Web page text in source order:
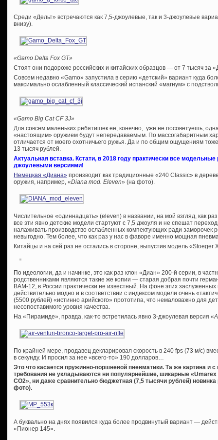
Среди «Дельт» встречаются как 7,5-джоулевые, так и 3-джоулевые
внизу).
«Gamo Delta Fox GT»
Стоят они подороже российских и китайских образцов — от 7 тысяч за
Совсем недавно «Gamo» запустила в серию «детский» вариант куда
максимально ослабленный классический испанский «магнум» с
«Gamo Big Cat CF 3J»
Для совсем маленьких ребятишек ее, конечно, уже не посоветуешь,
«настоящим» оружием будут непередаваемым. По массогабаритным
отличается от моего охотничьего ружья. Да и по общим ощущениям
13 тысяч рублей.
Актуальная вставка. Кстати, в 2018 году практически все
джоулевыми версиями!
Немецкая «Диана» производит как традиционные «240 Classic» в
оружия, например, «Diana mod. Eleven» (на фото).
Числительное «одиннадцать» (eleven) в названии, на мой взгляд, как
все эти явно детские модели стартуют с 7,5 джоуля и не спешат
налаживать производство ослабленных компектующих ради заморочек
невыгодно. Тем более, что как раз у нас в фаворе именно мощная
Китайцы и на сей раз не остались в стороне, выпустив модель «Stoeger
По идеологии, да и начинке, это как раз клон «Диан» 200-й серии, в
родственниками являются такие же копии — старая добрая почти
BAM-12, в России практически не известный. На фоне этих заслуженных
действительно модно и в соответствии с индексом модели очень
(5500 рублей) «истинно арийского» прототипа, что немаловажно для
несопоставимого уровня качества.
На «Пирамиде», правда, как-то встретилась явно 3-джоулевая версия «
По крайней мере, продавец декларировал скорость в 240 fps (73 м/с)
в секунду. И просил за нее «всего-то» 190 долларов…
Это что касается пружинно-поршневой пневматики. Та же картина и
требования не укладываются ни популярнейшие, шикарные «Umarex
CO2», ни даже сравнительно бюджетная (7,5 тысячи рублей)
фото).
А буквально на днях появился куда более продвинутый вариант —
«Пионер 145».